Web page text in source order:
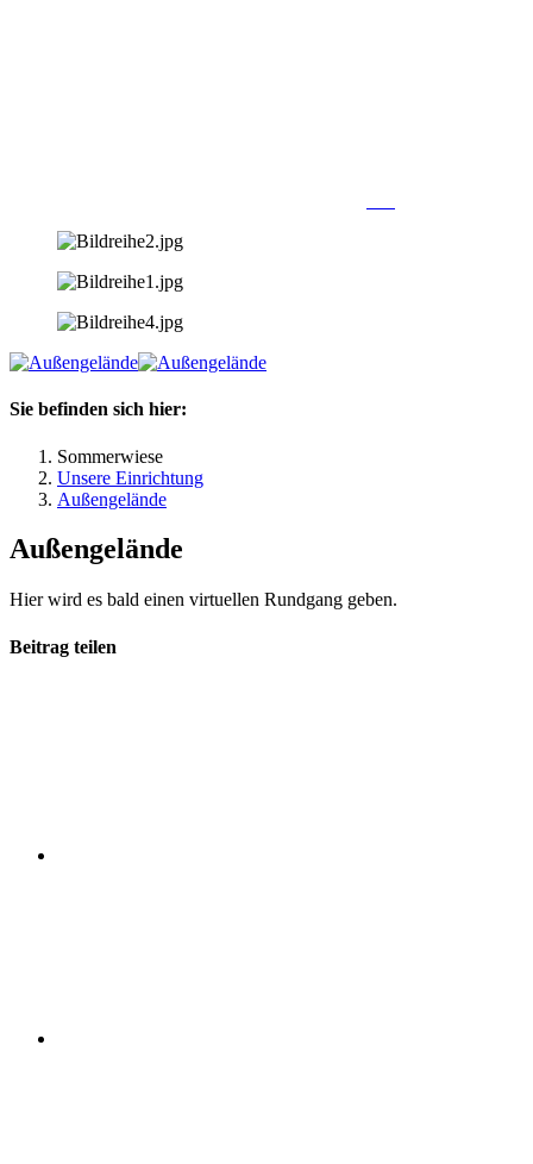
Sie befinden sich hier:
Sommerwiese
Unsere Einrichtung
Außengelände
Außengelände
Hier wird es bald einen virtuellen Rundgang geben.
Beitrag teilen